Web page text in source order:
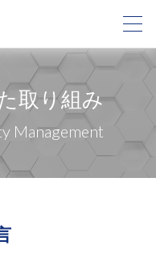
取り組み
Management